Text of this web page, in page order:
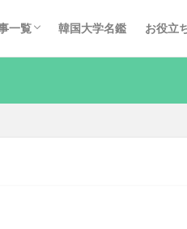
一覧
用ノウハウ
ンタビュー運営コラム
の他
韓国大学名鑑 お役立